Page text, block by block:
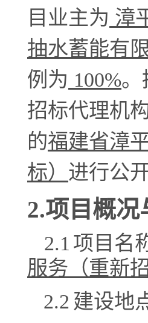
目业主为 漳
抽水蓄能有
例为 100%。
招标代理机
的福建省漳
标） 进行公
2.项目概况
2.1 项目名
服务（重新招
2.2 建设地